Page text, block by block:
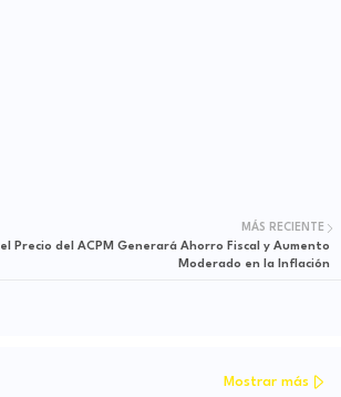
MÁS RECIENTE
Precio del ACPM Generará Ahorro Fiscal y Aumento
Moderado en la Inflación
Mostrar más